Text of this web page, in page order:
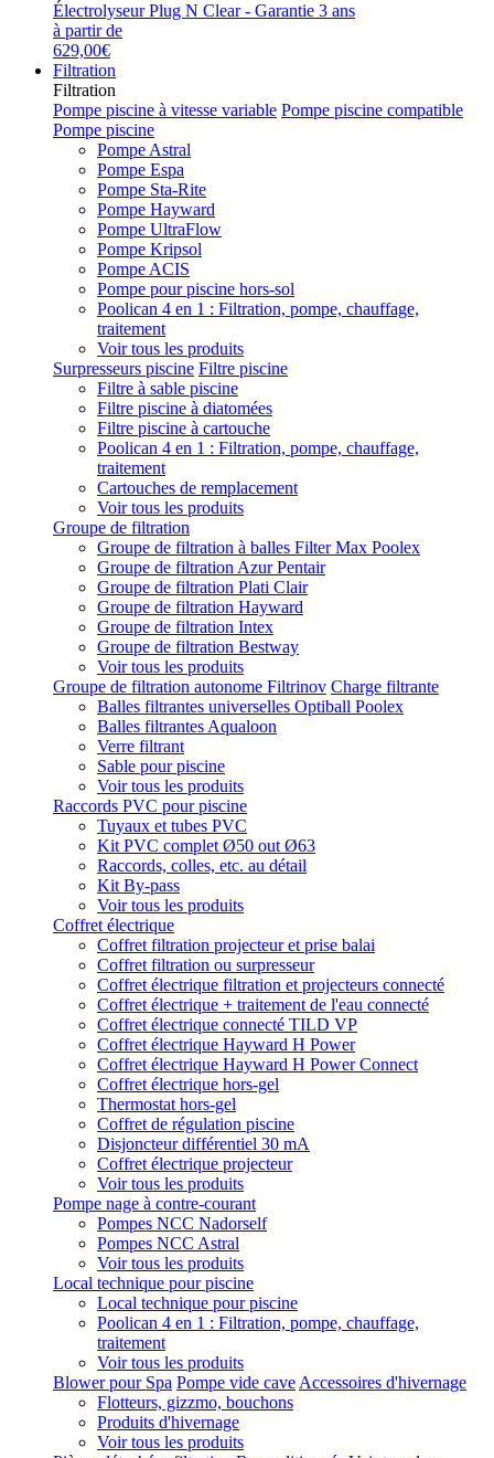
Électrolyseur Plug N Clear - Garantie 3 ans
à partir de
629,00€
Filtration
Filtration
Pompe piscine à vitesse variable Pompe piscine compatible
Pompe piscine
Pompe Astral
Pompe Espa
Pompe Sta-Rite
Pompe Hayward
Pompe UltraFlow
Pompe Kripsol
Pompe ACIS
Pompe pour piscine hors-sol
Poolican 4 en 1 : Filtration, pompe, chauffage,
traitement
Voir tous les produits
Surpresseurs piscine Filtre piscine
Filtre à sable piscine
Filtre piscine à diatomées
Filtre piscine à cartouche
Poolican 4 en 1 : Filtration, pompe, chauffage,
traitement
Cartouches de remplacement
Voir tous les produits
Groupe de filtration
Groupe de filtration à balles Filter Max Poolex
Groupe de filtration Azur Pentair
Groupe de filtration Plati Clair
Groupe de filtration Hayward
Groupe de filtration Intex
Groupe de filtration Bestway
Voir tous les produits
Groupe de filtration autonome Filtrinov Charge filtrante
Balles filtrantes universelles Optiball Poolex
Balles filtrantes Aqualoon
Verre filtrant
Sable pour piscine
Voir tous les produits
Raccords PVC pour piscine
Tuyaux et tubes PVC
Kit PVC complet Ø50 out Ø63
Raccords, colles, etc. au détail
Kit By-pass
Voir tous les produits
Coffret électrique
Coffret filtration projecteur et prise balai
Coffret filtration ou surpresseur
Coffret électrique filtration et projecteurs connecté
Coffret électrique + traitement de l'eau connecté
Coffret électrique connecté TILD VP
Coffret électrique Hayward H Power
Coffret électrique Hayward H Power Connect
Coffret électrique hors-gel
Thermostat hors-gel
Coffret de régulation piscine
Disjoncteur différentiel 30 mA
Coffret électrique projecteur
Voir tous les produits
Pompe nage à contre-courant
Pompes NCC Nadorself
Pompes NCC Astral
Voir tous les produits
Local technique pour piscine
Local technique pour piscine
Poolican 4 en 1 : Filtration, pompe, chauffage,
traitement
Voir tous les produits
Blower pour Spa Pompe vide cave Accessoires d'hivernage
Flotteurs, gizzmo, bouchons
Produits d'hivernage
Voir tous les produits